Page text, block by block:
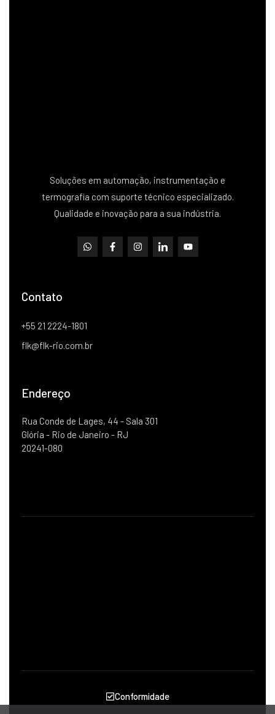
Soluções em automação, instrumentação e
termografia com suporte técnico especializado.
Qualidade e inovação para a sua indústria.
Contato
+55 21 2224-1801
flk@flk-rio.com.br
Endereço
Rua Conde de Lages, 44 - Sala 301
Glória - Rio de Janeiro - RJ
20241-080
Conformidade